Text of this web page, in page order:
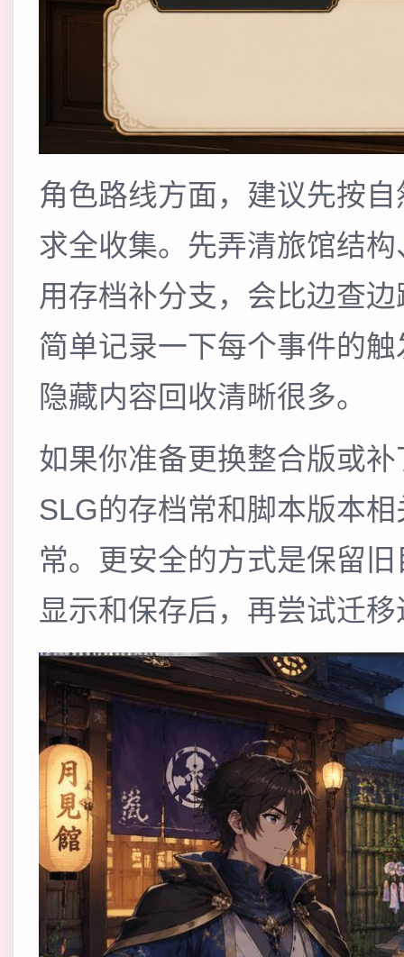
角色路线方面，建议先按
求全收集。先弄清旅馆结
用存档补分支，会比边查
简单记录一下每个事件的
隐藏内容回收清晰很多。
如果你准备更换整合版或
SLG的存档常和脚本版本
常。更安全的方式是保留
显示和保存后，再尝试迁